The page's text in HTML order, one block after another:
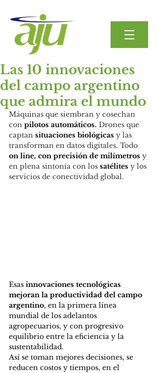
Las 10 innovaciones
del campo argentino
que admira el mundo
Máquinas que siembran y cosechan
con pilotos automáticos. Drones que
captan situaciones biológicas y las
transforman en datos digitales. Todo
on line, con precisión de milímetros y
en plena sintonía con los satélites y los
servicios de conectividad global.
Esas innovaciones tecnológicas
mejoran la productividad del campo
argentino, en la primera línea
mundial de los adelantos
agropecuarios, y con progresivo
equilibrio entre la eficiencia y la
sustentabilidad.
Así se toman mejores decisiones, se
reducen costos y tiempos, en el